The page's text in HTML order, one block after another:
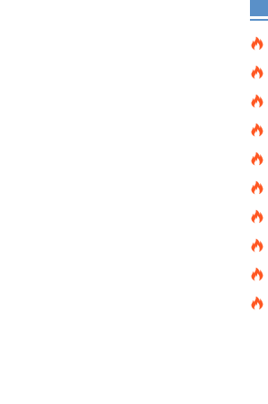









